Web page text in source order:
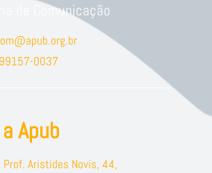
de Comunicação
0037
Apub
Prof. Aristides Novis, 44,